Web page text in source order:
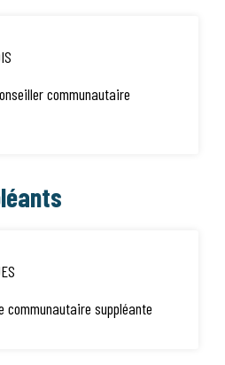
communautaire
communautaire suppléante